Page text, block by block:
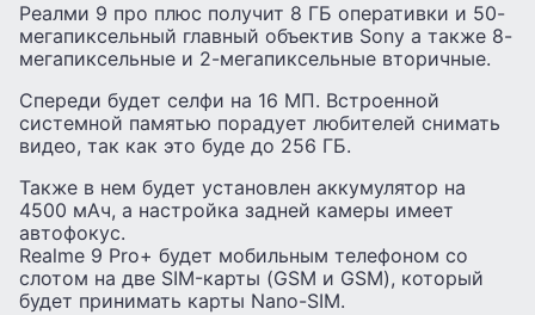
Реалми 9 про плюс получит 8 ГБ оперативки и 50-
мегапиксельный главный объектив Sony а также 8-
мегапиксельные и 2-мегапиксельные вторичные.
Спереди будет селфи на 16 МП. Встроенной
системной памятью порадует любителей снимать
видео, так как это буде до 256 ГБ.
Также в нем будет установлен аккумулятор на
4500 мАч, а настройка задней камеры имеет
автофокус.
Realme 9 Pro+ будет мобильным телефоном со
слотом на две SIM-карты (GSM и GSM), который
будет принимать карты Nano-SIM.